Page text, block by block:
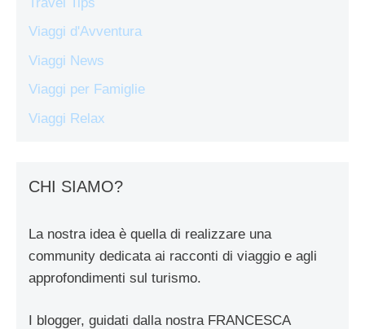
Viaggi d'Avventura
Viaggi News
Viaggi per Famiglie
Viaggi Relax
CHI SIAMO?
La nostra idea è quella di realizzare una
community dedicata ai racconti di viaggio e agli
approfondimenti sul turismo.
I blogger, guidati dalla nostra FRANCESCA